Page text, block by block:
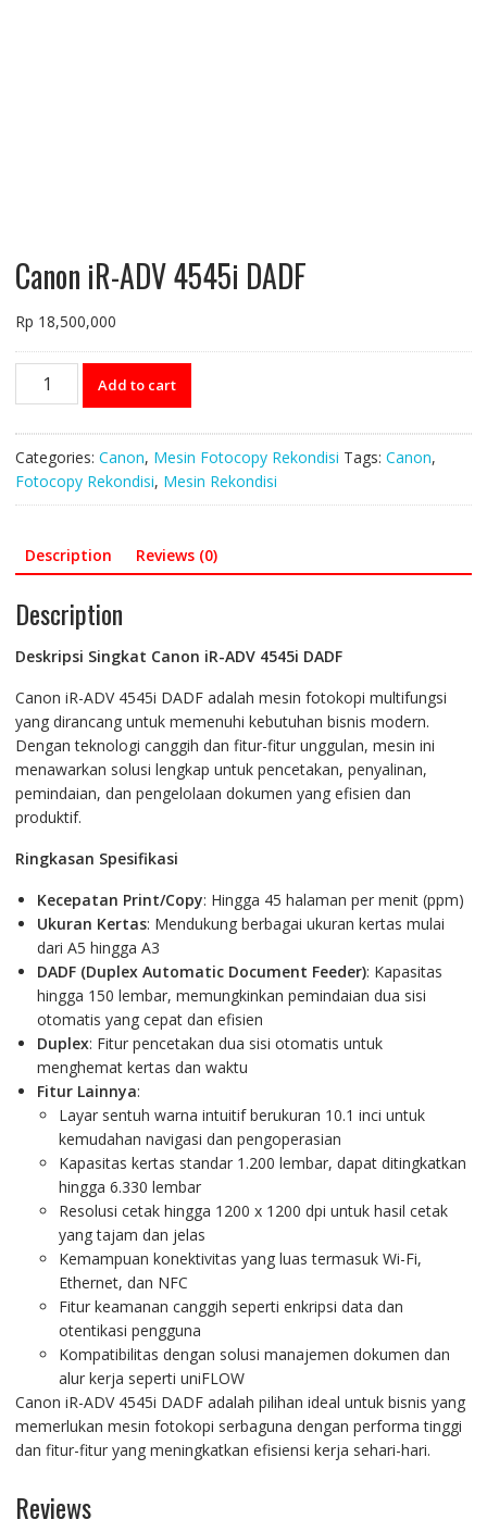
Canon iR-ADV 4545i DADF
Rp 18,500,000
Canon
DADF
quantity
Add to cart
Categories: Canon, Mesin Fotocopy Rekondisi Tags: Canon,
Fotocopy Rekondisi, Mesin Rekondisi
Description Reviews (0)
Description
Deskripsi Singkat Canon iR-ADV 4545i DADF
Canon iR-ADV 4545i DADF adalah mesin fotokopi multifungsi
yang dirancang untuk memenuhi kebutuhan bisnis modern.
Dengan teknologi canggih dan fitur-fitur unggulan, mesin ini
menawarkan solusi lengkap untuk pencetakan, penyalinan,
pemindaian, dan pengelolaan dokumen yang efisien dan
produktif.
Ringkasan Spesifikasi
Kecepatan Print/Copy: Hingga 45 halaman per menit (ppm)
Ukuran Kertas: Mendukung berbagai ukuran kertas mulai
dari A5 hingga A3
DADF (Duplex Automatic Document Feeder): Kapasitas
hingga 150 lembar, memungkinkan pemindaian dua sisi
otomatis yang cepat dan efisien
Duplex: Fitur pencetakan dua sisi otomatis untuk
menghemat kertas dan waktu
Fitur Lainnya:
Layar sentuh warna intuitif berukuran 10.1 inci untuk
kemudahan navigasi dan pengoperasian
Kapasitas kertas standar 1.200 lembar, dapat ditingkatkan
hingga 6.330 lembar
Resolusi cetak hingga 1200 x 1200 dpi untuk hasil cetak
yang tajam dan jelas
Kemampuan konektivitas yang luas termasuk Wi-Fi,
Ethernet, dan NFC
Fitur keamanan canggih seperti enkripsi data dan
otentikasi pengguna
Kompatibilitas dengan solusi manajemen dokumen dan
alur kerja seperti uniFLOW
Canon iR-ADV 4545i DADF adalah pilihan ideal untuk bisnis yang
memerlukan mesin fotokopi serbaguna dengan performa tinggi
dan fitur-fitur yang meningkatkan efisiensi kerja sehari-hari.
Reviews